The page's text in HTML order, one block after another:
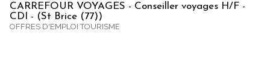
CARREFOUR VOYAGES - Conseiller voyages H/F -
CDI - (St Brice (77))
OFFRES D'EMPLOI TOURISME